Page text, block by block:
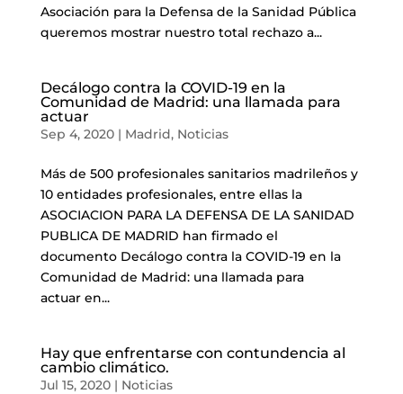
Asociación para la Defensa de la Sanidad Pública
queremos mostrar nuestro total rechazo a...
Decálogo contra la COVID-19 en la
Comunidad de Madrid: una llamada para
actuar
Sep 4, 2020| Madrid, Noticias
Más de 500 profesionales sanitarios madrileños y
10 entidades profesionales, entre ellas la
ASOCIACION PARA LA DEFENSA DE LA SANIDAD
PUBLICA DE MADRID han firmado el
documento Decálogo contra la COVID-19 en la
Comunidad de Madrid: una llamada para
actuar en...
Hay que enfrentarse con contundencia al
cambio climático.
Jul 15, 2020| Noticias